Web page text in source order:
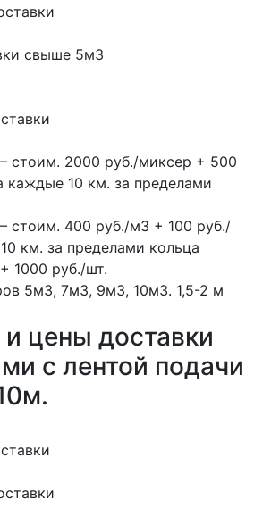
свыше 5м3
стоим. 2000 руб./миксер + 500
каждые 10 км. за пределами
стоим. 400 руб./м3 + 100 руб./
км. за пределами кольца
1000 руб./шт.
5м3, 7м3, 9м3, 10м3. 1,5-2 м
цены доставки
с лентой подачи